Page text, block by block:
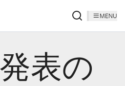
MENU
表の